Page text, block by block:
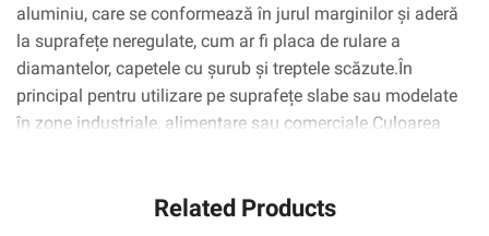
aluminiu, care se conformează în jurul marginilor și aderă
la suprafețe neregulate, cum ar fi placa de rulare a
diamantelor, capetele cu șurub și treptele scăzute.În
principal pentru utilizare pe suprafețe slabe sau modelate
în zone industriale, alimentare sau comerciale.Culoarea
Related Products